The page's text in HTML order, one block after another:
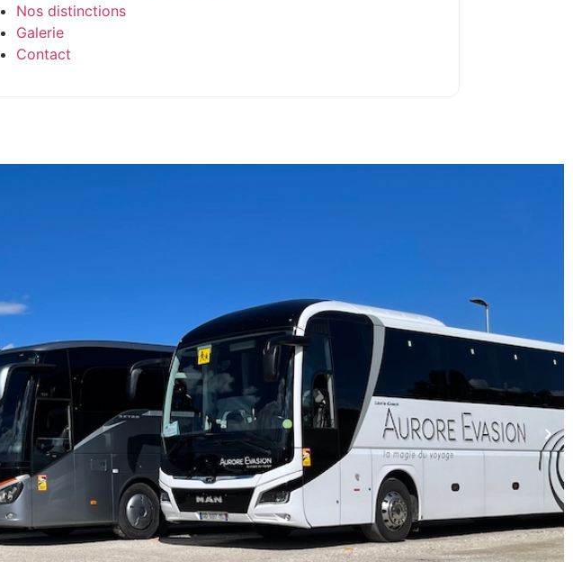
Nos distinctions
Galerie
Contact